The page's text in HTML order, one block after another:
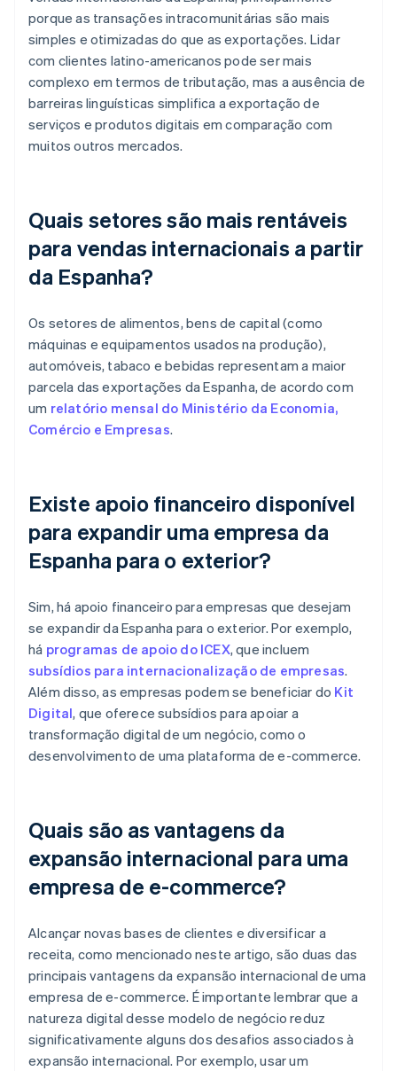
porque as transações intracomunitárias são mais
simples e otimizadas do que as exportações. Lidar
com clientes latino-americanos pode ser mais
complexo em termos de tributação, mas a ausência de
barreiras linguísticas simplifica a exportação de
serviços e produtos digitais em comparação com
muitos outros mercados.
Quais setores são mais rentáveis
para vendas internacionais a partir
da Espanha?
Os setores de alimentos, bens de capital (como
máquinas e equipamentos usados na produção),
automóveis, tabaco e bebidas representam a maior
parcela das exportações da Espanha, de acordo com
um relatório mensal do Ministério da Economia,
Comércio e Empresas.
Existe apoio financeiro disponível
para expandir uma empresa da
Espanha para o exterior?
Sim, há apoio financeiro para empresas que desejam
se expandir da Espanha para o exterior. Por exemplo,
há programas de apoio do ICEX, que incluem
subsídios para internacionalização de empresas.
Além disso, as empresas podem se beneficiar do Kit
Digital, que oferece subsídios para apoiar a
transformação digital de um negócio, como o
desenvolvimento de uma plataforma de e-commerce.
Quais são as vantagens da
expansão internacional para uma
empresa de e-commerce?
Alcançar novas bases de clientes e diversificar a
receita, como mencionado neste artigo, são duas das
principais vantagens da expansão internacional de uma
empresa de e-commerce. É importante lembrar que a
natureza digital desse modelo de negócio reduz
significativamente alguns dos desafios associados à
expansão internacional. Por exemplo, usar um